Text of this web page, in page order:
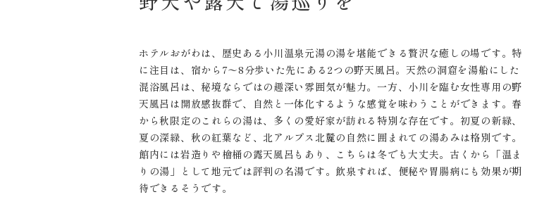
ホテルおがわは、歴史ある小川温泉元湯の湯を堪能できる贅沢な癒しの場です。特
に注目は、宿から7〜8分歩いた先にある2つの野天風呂。天然の洞窟を湯船にした
混浴風呂は、秘境ならではの趣深い雰囲気が魅力。一方、小川を臨む女性専用の野
天風呂は開放感抜群で、自然と一体化するような感覚を味わうことができます。春
から秋限定のこれらの湯は、多くの愛好家が訪れる特別な存在です。初夏の新緑、
夏の深緑、秋の紅葉など、北アルプス北麓の自然に囲まれての湯あみは格別です。
館内には岩造りや檜桶の露天風呂もあり、こちらは冬でも大丈夫。古くから「温ま
りの湯」として地元では評判の名湯です。飲泉すれば、便秘や胃腸病にも効果が期
待できるそうです。